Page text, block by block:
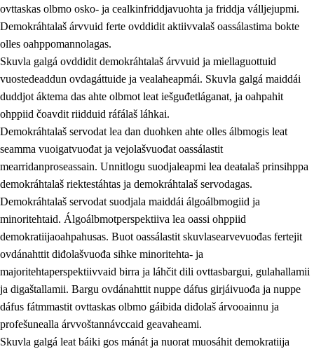
1.1 Olmmošárvu
1.2 Identitehta ja kultuvrralaš girjáivuohta
1.3 Kritihkalaš jurddašeapmi ja ehtalaš diđolašvuohta
1.4 Hutkanillu, beroštupmi ja suokkardanhuovva
1.5 Luondduákten ja birasdiđolašvuohta
1.6 Demokratiija ja mielváikkuheapmi
ovttaskas olbmo osko- ja cealkinfriddjavuohta ja friddja válljejupmi.
Demokráhtalaš árvvuid ferte ovddidit aktiivvalaš oassálastima bokte
olles oahppomannolagas.
Skuvla galgá ovddidit demokráhtalaš árvvuid ja miellaguottuid
vuostedeaddun ovdagáttuide ja vealaheapmái. Skuvla galgá maiddái
duddjot áktema das ahte olbmot leat iešguđetláganat, ja oahpahit
ohppiid čoavdit riidduid ráfálaš láhkai.
Demokráhtalaš servodat lea dan duohken ahte olles álbmogis leat
seamma vuoigatvuođat ja vejolašvuođat oassálastit
mearridanproseassain. Unnitlogu suodjaleapmi lea deaŧalaš prinsihppa
demokráhtalaš riektestáhtas ja demokráhtalaš servodagas.
Demokráhtalaš servodat suodjala maiddái álgoálbmogiid ja
minoritehtaid. Álgoálbmotperspektiiva lea oassi ohppiid
demokratiijaoahpahusas. Buot oassálastit skuvlasearvevuođas fertejit
ovdánahttit diđolašvuođa sihke minoritehta- ja
majoritehtaperspektiivvaid birra ja láhčit dili ovttasbargui, gulahallamii
ja digaštallamii. Bargu ovdánahttit nuppe dáfus girjáivuođa ja nuppe
dáfus fátmmastit ovttaskas olbmo gáibida diđolaš árvooainnu ja
profešunealla árvvoštannávccaid geavaheami.
Skuvla galgá leat báiki gos mánát ja nuorat muosáhit demokratiija